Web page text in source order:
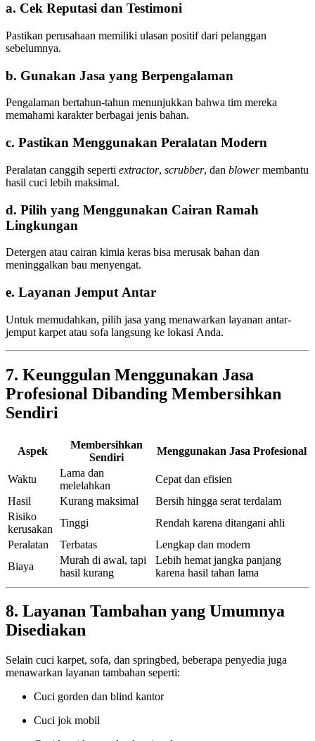
a. Cek Reputasi dan Testimoni
Pastikan perusahaan memiliki ulasan positif dari pelanggan
sebelumnya.
b. Gunakan Jasa yang Berpengalaman
Pengalaman bertahun-tahun menunjukkan bahwa tim mereka
memahami karakter berbagai jenis bahan.
c. Pastikan Menggunakan Peralatan Modern
Peralatan canggih seperti extractor, scrubber, dan blowermembantu
hasil cuci lebih maksimal.
d. Pilih yang Menggunakan Cairan Ramah
Lingkungan
Detergen atau cairan kimia keras bisa merusak bahan dan
meninggalkan bau menyengat.
e. Layanan Jemput Antar
Untuk memudahkan, pilih jasa yang menawarkan layanan antar-
jemput karpet atau sofa langsung ke lokasi Anda.
7. Keunggulan Menggunakan Jasa
Profesional Dibanding Membersihkan
Sendiri
Aspek
Membersihkan
Sendiri
Menggunakan Jasa Profesional
Waktu
Lama dan
melelahkan
Cepat dan efisien
Hasil
Kurang maksimal
Bersih hingga serat terdalam
Risiko
kerusakan
Tinggi
Rendah karena ditangani ahli
Peralatan
Terbatas
Lengkap dan modern
Biaya
Murah di awal, tapi
hasil kurang
Lebih hemat jangka panjang
karena hasil tahan lama
8. Layanan Tambahan yang Umumnya
Disediakan
Selain cuci karpet, sofa, dan springbed, beberapa penyedia juga
menawarkan layanan tambahan seperti:
Cuci gorden dan blind kantor
Cuci jok mobil